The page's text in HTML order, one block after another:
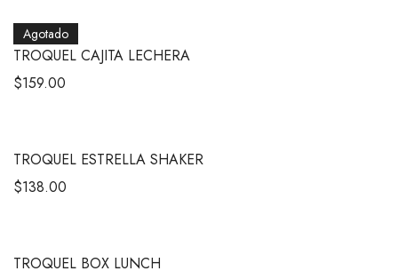
Agotado
TROQUEL CAJITA LECHERA
$159.00
TROQUEL ESTRELLA SHAKER
$138.00
TROQUEL BOX LUNCH